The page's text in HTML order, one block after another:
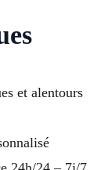
et alentours